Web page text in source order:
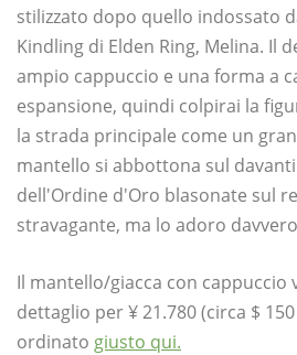
stilizzato dopo quello indossato
Kindling di Elden Ring, Melina. Il
ampio cappuccio e una forma a
espansione, quindi colpirai la
la strada principale come un
mantello si abbottona sul
dell'Ordine d'Oro blasonate sul
stravagante, ma lo adoro
Il mantello/giacca con cappuccio
dettaglio per ¥ 21.780 (circa $
ordinato giusto qui.